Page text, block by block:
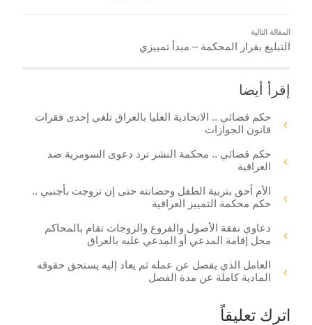
المقالة التالية
التبليغ بقرار المحكمة – مبدأ تمييزي
إقرأ أيضا
حكم قضائي .. الاتحادية العليا بالعراق تلغي إحدى فقرات
قانون الجوازات
حكم قضائي .. محكمة النشر ترد دعوى السومرية ضد
العراقية
الأم أحق بتربية الطفل وحضانته حتى إن تزوجت بأجنبي ..
حكم محكمة التمييز العراقية
دعاوي نفقة الأصول والفروع والزوجات تقام بالمحاكم
محل إقامة المدعي أو المدعي عليه بالعراق
العامل الذي يفصل عن عمله ثم يعاد إليه يستحق حقوقه
المادية كاملة عن مدة الفصل
اترك تعليقاً